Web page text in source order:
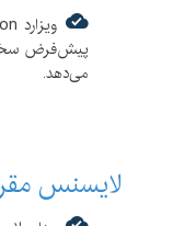
پیش‌فرض
می‌دهد.
لایسنس